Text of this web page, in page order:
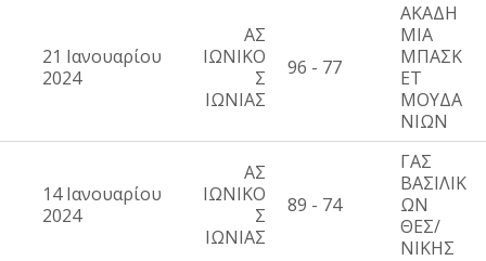
21 Ιανουαρίου
2024
ΑΣ
ΙΩΝΙΚΟ
Σ
ΙΩΝΙΑΣ
96 - 77
ΑΚΑΔΗ
ΜΙΑ
ΜΠΑΣΚ
ΕΤ
ΜΟΥΔΑ
ΝΙΩΝ
14 Ιανουαρίου
2024
ΑΣ
ΙΩΝΙΚΟ
Σ
ΙΩΝΙΑΣ
89 - 74
ΓΑΣ
ΒΑΣΙΛΙΚ
ΩΝ
ΘΕΣ/
ΝΙΚΗΣ